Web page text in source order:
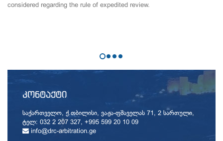
considered regarding the rule of expedited review.
ᲙᲝᲜᲢᲐᲥᲢᲘ
საქართველო, ქ.თბილისი, ვაჟა-ფშაველას 71, 2 სართული,
ტელ: 032 2 207 327, +995 599 20 10 09
info@drc-arbitration.ge